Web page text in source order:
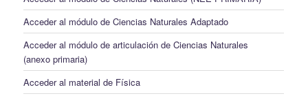
Acceder al módulo de Ciencias Naturales Adaptado
Acceder al módulo de articulación de Ciencias Naturales
(anexo primaria)
Acceder al material de Física